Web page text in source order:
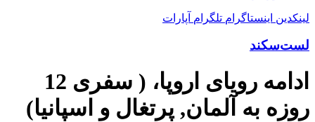
لینکدین اینستاگرام تلگرام آپارات
لست‌سکند
ادامه رویای اروپا، ( سفری 12
روزه به آلمان, پرتغال و اسپانیا)